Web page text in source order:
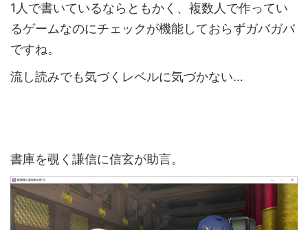
1人で書いているならともかく、複数人で作ってい
るゲームなのにチェックが機能しておらずガバガバ
ですね。
流し読みでも気づくレベルに気づかない…
書庫を覗く謙信に信玄が助言。